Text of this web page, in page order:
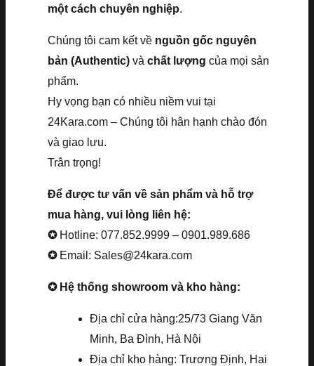
một cách chuyên nghiệp.
Chúng tôi cam kết về nguồn gốc nguyên
bản (Authentic) và chất lượng của mọi sản
phẩm.
Hy vọng bạn có nhiều niềm vui tại
24Kara.com – Chúng tôi hân hạnh chào đón
và giao lưu.
Trân trọng!
Để được tư vấn về sản phẩm và hỗ trợ
mua hàng, vui lòng liên hệ:
✪ Hotline: 077.852.9999 – 0901.989.686
✪ Email: Sales@24kara.com
✪ Hệ thống showroom và kho hàng:
Địa chỉ cửa hàng:25/73 Giang Văn
Minh, Ba Đình, Hà Nội
Địa chỉ kho hàng: Trương Định, Hai